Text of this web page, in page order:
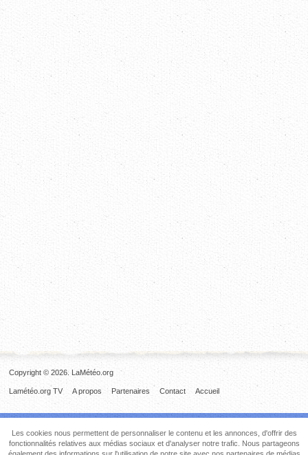
Copyright © 2026. LaMétéo.org
Accueil
Contact
Partenaires
A propos
Lamétéo.org TV
Les cookies nous permettent de personnaliser le contenu et les annonces, d'offrir des
fonctionnalités relatives aux médias sociaux et d'analyser notre trafic. Nous partageons